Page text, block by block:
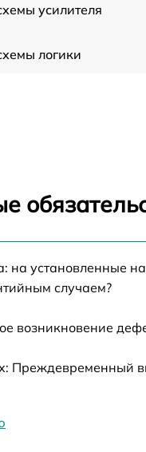
усилителя
логики
тепловизора
синхроимпульсов
питания
управления
на установленные
случаем?
возникновение
Преждевременный